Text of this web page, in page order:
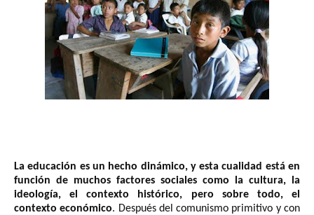
La educación es un hecho dinámico, y esta cualidad está en
función de muchos factores sociales como la cultura, la
ideología, el contexto histórico, pero sobre todo, el
contexto económico. Después del comunismo primitivo y con